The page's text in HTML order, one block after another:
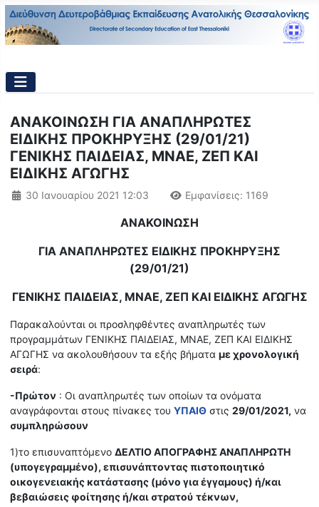
ΑΝΑΚΟΙΝΩΣΗ ΓΙΑ ΑΝΑΠΛΗΡΩΤΕΣ
ΕΙΔΙΚΗΣ ΠΡΟΚΗΡΥΞΗΣ (29/01/21)
ΓΕΝΙΚΗΣ ΠΑΙΔΕΙΑΣ, ΜΝΑΕ, ΖΕΠ ΚΑΙ
ΕΙΔΙΚΗΣ ΑΓΩΓΗΣ
Λεπτομέρειες
30 Ιανουαρίου 2021 12:03 Εμφανίσεις: 1169
ΑΝΑΚΟΙΝΩΣΗ
ΓΙΑ ΑΝΑΠΛΗΡΩΤΕΣ ΕΙΔΙΚΗΣ ΠΡΟΚΗΡΥΞΗΣ
(29/01/21)
ΓΕΝΙΚΗΣ ΠΑΙΔΕΙΑΣ, ΜΝΑΕ, ΖΕΠ ΚΑΙ ΕΙΔΙΚΗΣ ΑΓΩΓΗΣ
Παρακαλούνται οι προσληφθέντες αναπληρωτές των
προγραμμάτων ΓΕΝΙΚΗΣ ΠΑΙΔΕΙΑΣ, ΜΝΑΕ, ΖΕΠ ΚΑΙ ΕΙΔΙΚΗΣ
ΑΓΩΓΗΣ να ακολουθήσουν τα εξής βήματα με χρονολογική
σειρά:
-Πρώτον : Οι αναπληρωτές των οποίων τα ονόματα
αναγράφονται στους πίνακες του ΥΠΑΙΘ στις 29/01/2021, να
συμπληρώσουν
1)το επισυναπτόμενο ΔΕΛΤΙΟ ΑΠΟΓΡΑΦΗΣ ΑΝΑΠΛΗΡΩΤΗ
(υπογεγραμμένο), επισυνάπτοντας πιστοποιητικό
οικογενειακής κατάστασης (μόνο για έγγαμους) ή/και
βεβαιώσεις φοίτησης ή/και στρατού τέκνων,